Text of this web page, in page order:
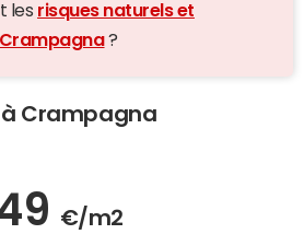
les risques naturels et
?
à Crampagna
€/m2